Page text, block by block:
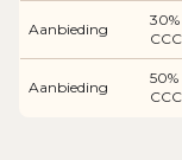
Aanbieding
CCC
Aanbieding
CCC